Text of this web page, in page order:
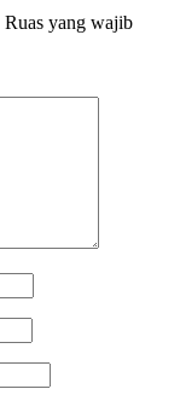
Ruas yang wajib